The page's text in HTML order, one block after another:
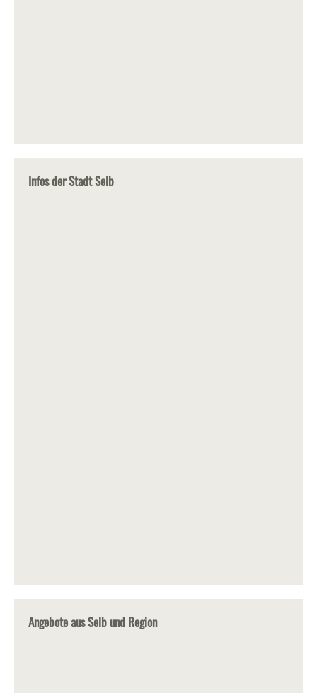
Infos der Stadt Selb
Angebote aus Selb und Region